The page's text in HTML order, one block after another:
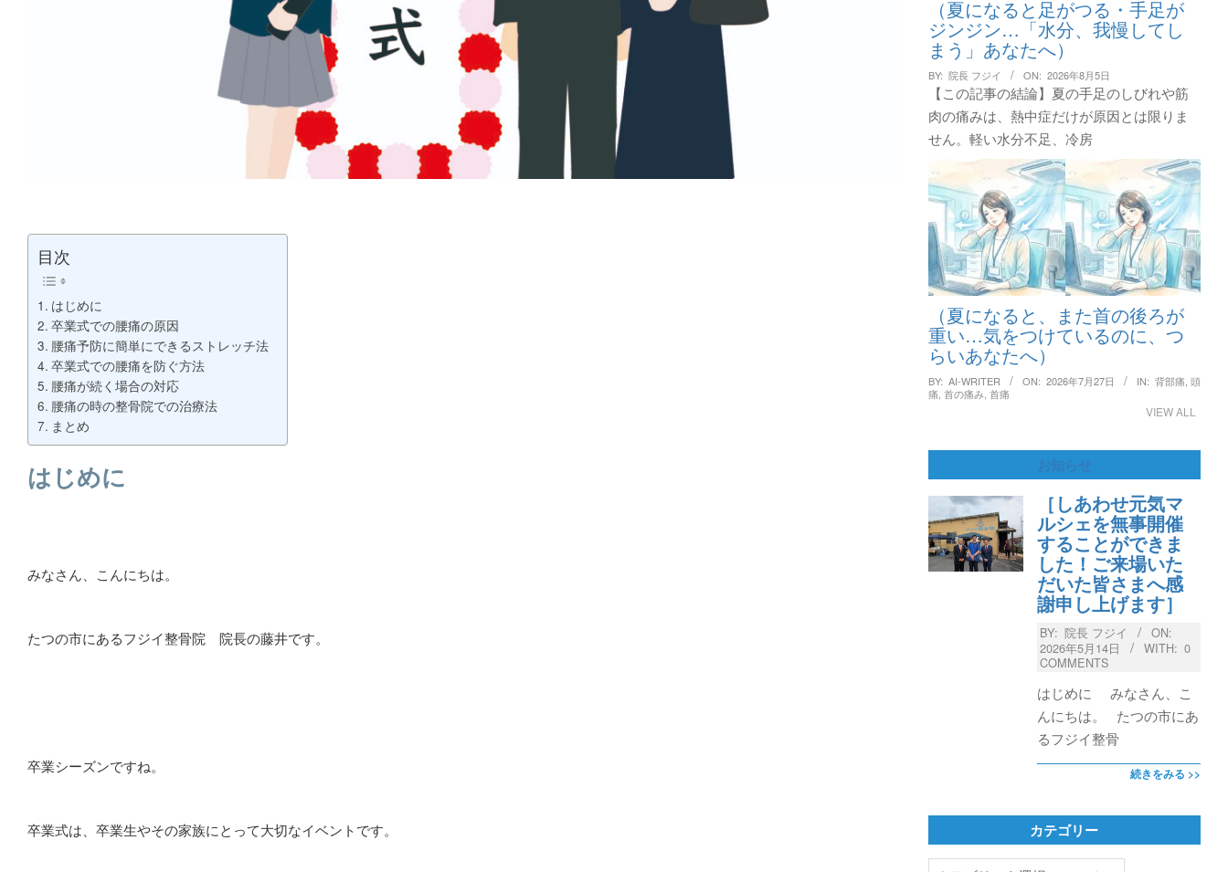
目次
はじめに
卒業式での腰痛の原因
腰痛予防に簡単にできるストレッチ法
卒業式での腰痛を防ぐ方法
腰痛が続く場合の対応
腰痛の時の整骨院での治療法
まとめ
はじめに
みなさん、こんにちは。
たつの市にあるフジイ整骨院 院長の藤井です。
卒業シーズンですね。
卒業式は、卒業生やその家族にとって大切なイベントです。
（夏になると足がつる・手足が
ジンジン…「水分、我慢してし
まう」あなたへ）
BY: 院長 フジイ ON: 2026年8月5日
【この記事の結論】夏の手足のしびれや筋
肉の痛みは、熱中症だけが原因とは限りま
せん。軽い水分不足、冷房
（夏になると、また首の後ろが
重い…気をつけているのに、つ
らいあなたへ）
BY: AI-WRITER ON: 2026年7月27日 IN: 背部痛 頭
痛 首の痛み, 首痛
VIEW ALL
お知らせ
［しあわせ元気マ
ルシェを無事開催
することができま
した！ご来場いた
だいた皆さまへ感
謝申し上げます］
BY: 院長 フジイ
ON:
2026年5月14日
WITH: 0
COMMENTS
はじめに みなさん、こ
んにちは。 たつの市にあ
るフジイ整骨
続きをみる >>
カテゴリー